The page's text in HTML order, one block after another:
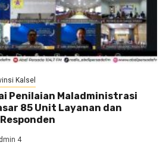
Kalsel
Penilaian Maladministrasi
85 Unit Layanan dan
4